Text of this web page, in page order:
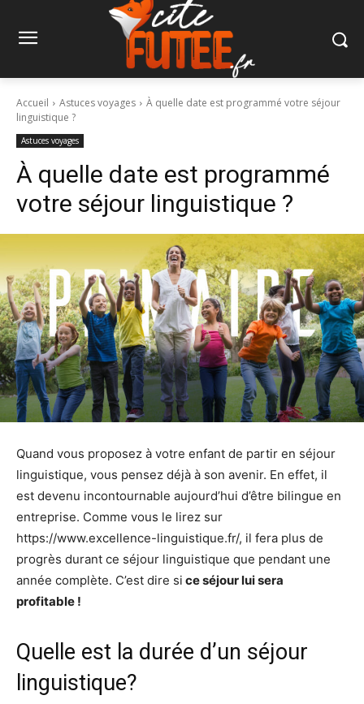
Accueil Astuces voyages
À quelle date est programmé votre séjour
linguistique ?
Astuces voyages
À quelle date est programmé
votre séjour linguistique ?
Quand vous proposez à votre enfant de partir en séjour
linguistique, vous pensez déjà à son avenir. En effet, il
est devenu incontournable aujourd’hui d’être bilingue en
entreprise. Comme vous le lirez sur
https://www.excellence-linguistique.fr/, il fera plus de
progrès durant ce séjour linguistique que pendant une
année complète. C’est dire si ce séjour lui sera
profitable !
Quelle est la durée d’un séjour
linguistique?